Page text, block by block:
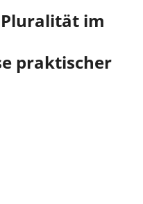
Pluralität im
praktischer